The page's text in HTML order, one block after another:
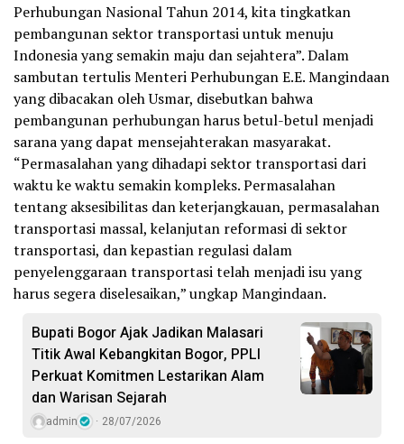
Perhubungan Nasional Tahun 2014, kita tingkatkan
pembangunan sektor transportasi untuk menuju
Indonesia yang semakin maju dan sejahtera”. Dalam
sambutan tertulis Menteri Perhubungan E.E. Mangindaan
yang dibacakan oleh Usmar, disebutkan bahwa
pembangunan perhubungan harus betul-betul menjadi
sarana yang dapat mensejahterakan masyarakat.
“Permasalahan yang dihadapi sektor transportasi dari
waktu ke waktu semakin kompleks. Permasalahan
tentang aksesibilitas dan keterjangkauan, permasalahan
transportasi massal, kelanjutan reformasi di sektor
transportasi, dan kepastian regulasi dalam
penyelenggaraan transportasi telah menjadi isu yang
harus segera diselesaikan,” ungkap Mangindaan.
Bupati Bogor Ajak Jadikan Malasari
Titik Awal Kebangkitan Bogor, PPLI
Perkuat Komitmen Lestarikan Alam
dan Warisan Sejarah
admin 28/07/2026